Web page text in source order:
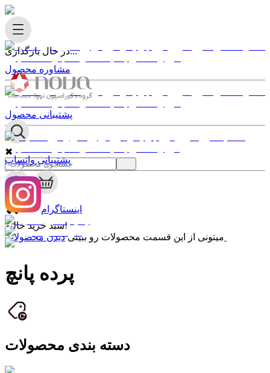
در حال بارگذاری...
✖
0
✖
سبد خرید خالیه!
میتونی از این قسمت محصولات رو ببینی
مشاوره محصول
پشتیبانی محصول
پشتیبانی واتساپ
اینستاگرام
پرده پانچ
دسته بندی محصولات